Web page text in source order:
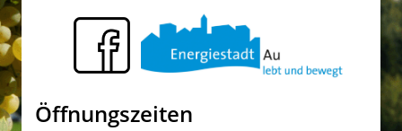
Öffnungszeiten